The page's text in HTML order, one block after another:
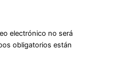
electrónico no será
obligatorios están